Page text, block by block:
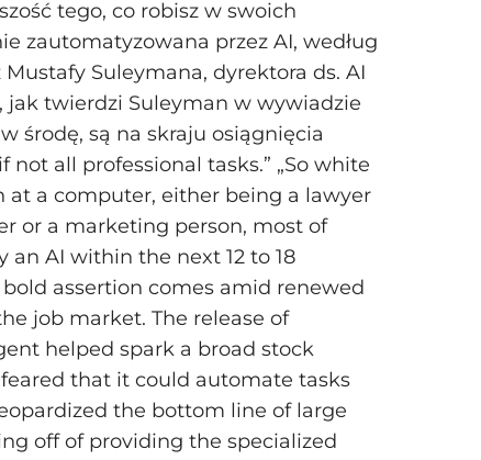
tego, co robisz w swoich
zautomatyzowana przez AI, według
Suleymana, dyrektora ds. AI
jak twierdzi Suleyman w wywiadzie
środę, są na skraju osiągnięcia
all professional tasks.” „So white
at a computer, either being a lawyer
or a marketing person, most of
AI within the next 12 to 18
bold assertion comes amid renewed
job market. The release of
helped spark a broad stock
that it could automate tasks
the bottom line of large
off of providing the specialized